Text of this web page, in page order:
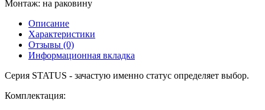
Монтаж: на раковину
Описание
Характеристики
Отзывы (0)
Информационная вкладка
Серия STATUS - зачастую именно статус определяет выбор.
Комплектация: